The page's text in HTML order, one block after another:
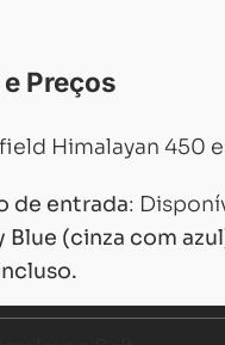
Preços
Himalayan 450
de entrada:
Blue (cinza com